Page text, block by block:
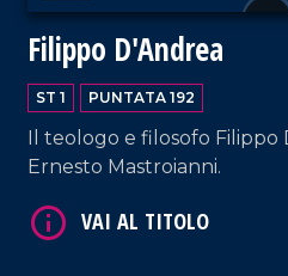
Filippo D'Andrea
ST 1 PUNTATA 192
Il teologo e filosofo Filippo
Ernesto Mastroianni.
VAI AL TITOLO